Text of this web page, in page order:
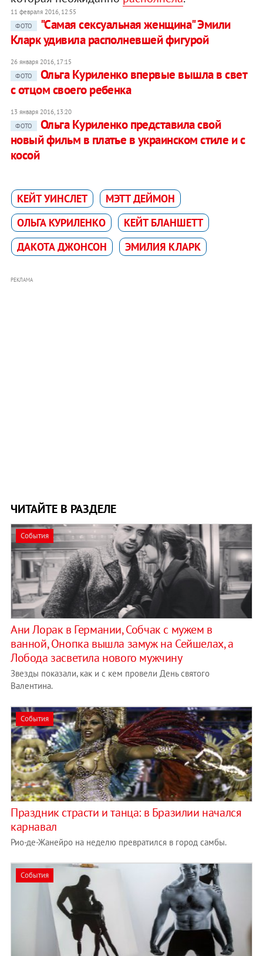
11 февраля 2016, 12:55
ФОТО
"Самая сексуальная женщина" Эмили
Кларк удивила располневшей фигурой
26 января 2016, 17:15
ФОТО
Ольга Куриленко впервые вышла в свет
с отцом своего ребенка
13 января 2016, 13:20
ФОТО
Ольга Куриленко представила свой
новый фильм в платье в украинском стиле и с
косой
КЕЙТ УИНСЛЕТ
МЭТТ ДЕЙМОН
ОЛЬГА КУРИЛЕНКО
КЕЙТ БЛАНШЕТТ
ДАКОТА ДЖОНСОН
ЭМИЛИЯ КЛАРК
РЕКЛАМА
ЧИТАЙТЕ В РАЗДЕЛЕ
События
Ани Лорак в Германии, Собчак с мужем в
ванной, Онопка вышла замуж на Сейшелах, а
Лобода засветила нового мужчину
Звезды показали, как и с кем провели День святого
Валентина.
События
Праздник страсти и танца: в Бразилии начался
карнавал
Рио-де-Жанейро на неделю превратился в город самбы.
События